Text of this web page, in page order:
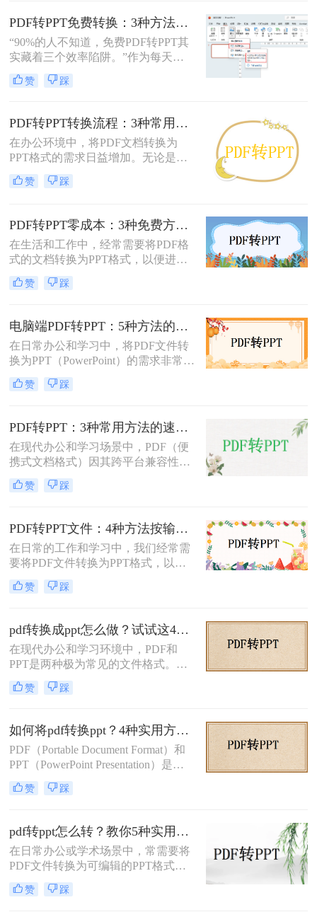
它“只读”的特性也使其内容难以直接
编辑和复用。此时，将PDF转换为可
编辑的PPT就成了一个刚性需求。
PDF转PPT免费转换：3种方法的隐藏功能和效率差异！
“90%的人不知道，免费PDF转PPT其
实藏着三个效率陷阱。”作为每天处
理20+份文档的办公博主，我见过太
多人被“免费转换”的噱头坑过——要
要么扫描版PDF转完还是图片格式，
更有甚者因为文件包含商业数据，转
换后收到平台的“付费解锁”勒索邮
件。
赞 踩
PDF转PPT转换流程：3种常用方法的速度和精度对比！
在办公环境中，将PDF文档转换为
PPT格式的需求日益增加。无论是为
了更好地展示信息，还是为了便于编
辑内容，掌握几种有效的PDF转PPT
怎么转换呢？本文将介绍三种常用的
方法来实现这一转换。
赞 踩
PDF转PPT零成本：3种免费方案的实际效果和隐藏限制！
在生活和工作中，经常需要将PDF格
式的文档转换为PPT格式，以便进行
演示和讲解。然而，一些专业的PDF
转PPT软件可能需要付费购买。那么
介绍三种不需要花钱就能将PDF转换
成PPT的方法。
赞 踩
电脑端PDF转PPT：5种方法的安装配置和操作差异！
在日常办公和学习中，将PDF文件转
换为PPT（PowerPoint）的需求非常普
遍。无论是为了制作演示文稿、分享
资料还是教学用途，掌握高效的PDF
脑pdf如何转化为ppt呢？本文将详细
介绍五种将PDF转换成PPT的方法，
帮助您轻松应对各种需求。
赞 踩
PDF转PPT：3种常用方法的速度对比和适用文件类型！
在现代办公和学习场景中，PDF（便
携式文档格式）因其跨平台兼容性和
内容稳定性而广泛使用。然而，在某
些情况下，我们可能需要将PDF文件
以便于编辑、演示或分享。那么PDF
如何转ppt呢？本文将详细介绍几种常
用的PDF转PPT的方法。
赞 踩
PDF转PPT文件：4种方法按输出格式（pptx/ppt）和页数选择!
在日常的工作和学习中，我们经常需
要将PDF文件转换为PPT格式，以便
进行演示或编辑。那么如何将pdf转换
成ppt文件呢？本文将介绍四种常用的
赞 踩
pdf转换成ppt怎么做？试试这4个转换方法！
在现代办公和学习环境中，PDF和
PPT是两种极为常见的文件格式。
PDF文件因其出色的稳定性和兼容性
而被广泛用于文档分享和存储，而
睐。然而，有时我们需要将PDF转换
为PPT以便进行编辑和演示。那么pdf
转换成ppt怎么做呢？本文将详细介绍
几种将PDF转换为PPT的方法。
赞 踩
如何将pdf转换ppt？4种实用方法解析！
PDF（Portable Document Format）和
PPT（PowerPoint Presentation）是两
种常见的文件格式，分别用于文档存
储和演示文稿制作。在某些情况下，
式，以便在演示文稿中使用或进行进
一步编辑。那么如何将pdf转换ppt
呢？本文将详细介绍几种将PDF转换
为PPT的方法，帮助您高效地完成这
一任务。
赞 踩
pdf转ppt怎么转？教你5种实用的方法！
在日常办公或学术场景中，常需要将
PDF文件转换为可编辑的PPT格式。
那么pdf转ppt怎么转呢？本文整理了5
种主流方法，从工具选择到操作细节
赞 踩